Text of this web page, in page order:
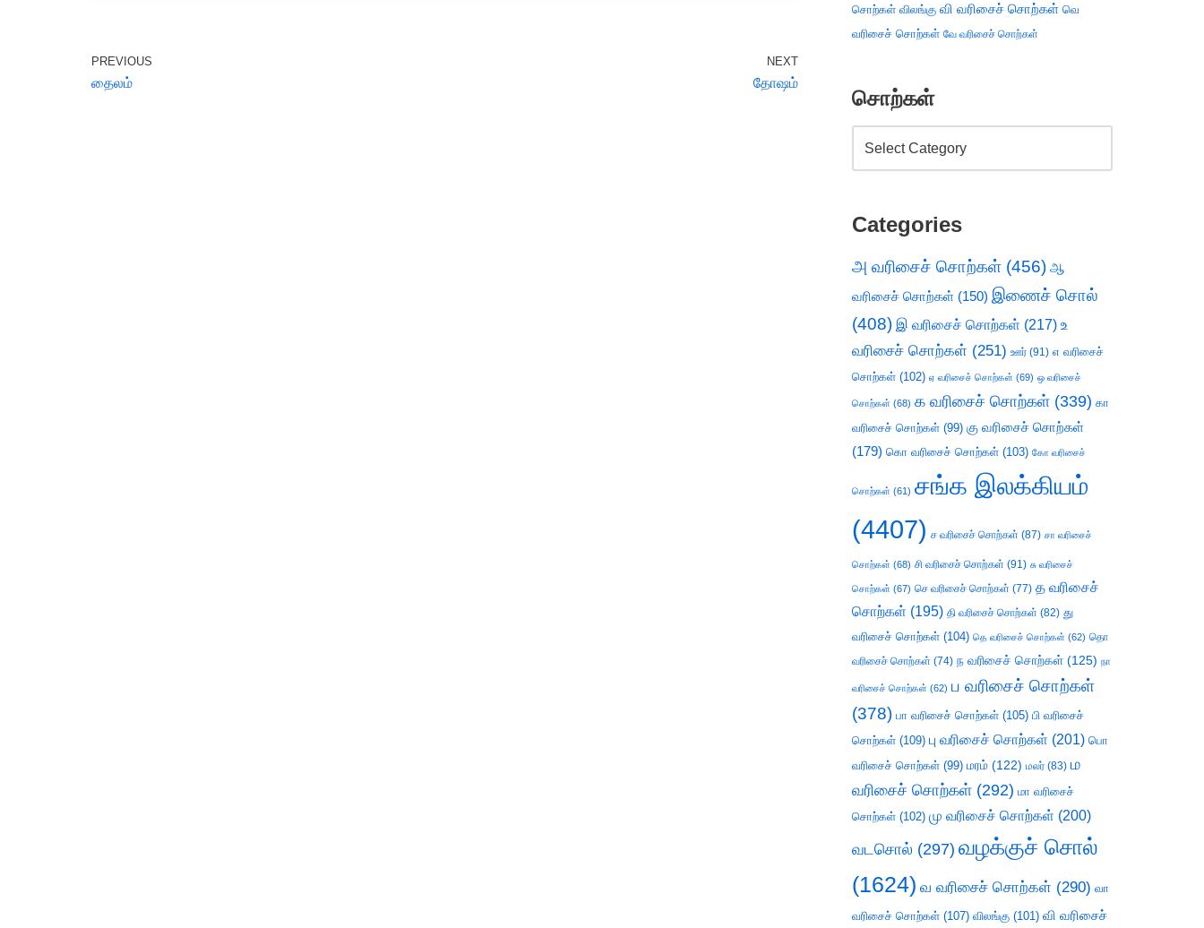
PREVIOUS
தைலம்
NEXT
தோஷம்
சொற்கள் விலங்கு வி வரிசைச் சொற்கள் வெ
வரிசைச் சொற்கள் வே வரிசைச் சொற்கள்
சொற்கள்
Categories
அ வரிசைச் சொற்கள் (456) ஆ
வரிசைச் சொற்கள் (150) இணைச் சொல்
(408) இ வரிசைச் சொற்கள் (217) உ
வரிசைச் சொற்கள் (251) ஊர் (91) எ வரிசைச்
சொற்கள் (102) ஏ வரிசைச் சொற்கள் (69) ஒ வரிசைச்
சொற்கள் (68) க வரிசைச் சொற்கள் (339) கா
வரிசைச் சொற்கள் (99) கு வரிசைச் சொற்கள்
(179) கொ வரிசைச் சொற்கள் (103) கோ வரிசைச்
சொற்கள் (61) சங்க இலக்கியம்
(4407) ச வரிசைச் சொற்கள் (87) சா வரிசைச்
சொற்கள் (68) சி வரிசைச் சொற்கள் (91) சு வரிசைச்
சொற்கள் (67) செ வரிசைச் சொற்கள் (77) த வரிசைச்
சொற்கள் (195) தி வரிசைச் சொற்கள் (82) து
வரிசைச் சொற்கள் (104) தெ வரிசைச் சொற்கள் (62) தொ
வரிசைச் சொற்கள் (74) ந வரிசைச் சொற்கள் (125) நா
வரிசைச் சொற்கள் (62) ப வரிசைச் சொற்கள்
(378) பா வரிசைச் சொற்கள் (105) பி வரிசைச்
சொற்கள் (109) பு வரிசைச் சொற்கள் (201) பொ
வரிசைச் சொற்கள் (99) மரம் (122) மலர் (83) ம
வரிசைச் சொற்கள் (292) மா வரிசைச்
சொற்கள் (102) மு வரிசைச் சொற்கள் (200)
வடசொல் (297) வழக்குச் சொல்
(1624) வ வரிசைச் சொற்கள் (290) வா
வரிசைச் சொற்கள் (107) விலங்கு (101) வி வரிசைச்